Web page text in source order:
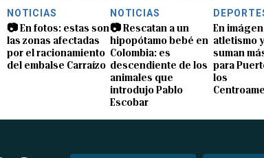
NOTICIAS
📷 En fotos: estas son
las zonas afectadas
por el racionamiento
del embalse Carraízo
NOTICIAS
📷 Rescatan a un
hipopótamo bebé en
Colombia: es
descendiente de los
animales que
introdujo Pablo
Escobar
En
atletismo
suman
para
los